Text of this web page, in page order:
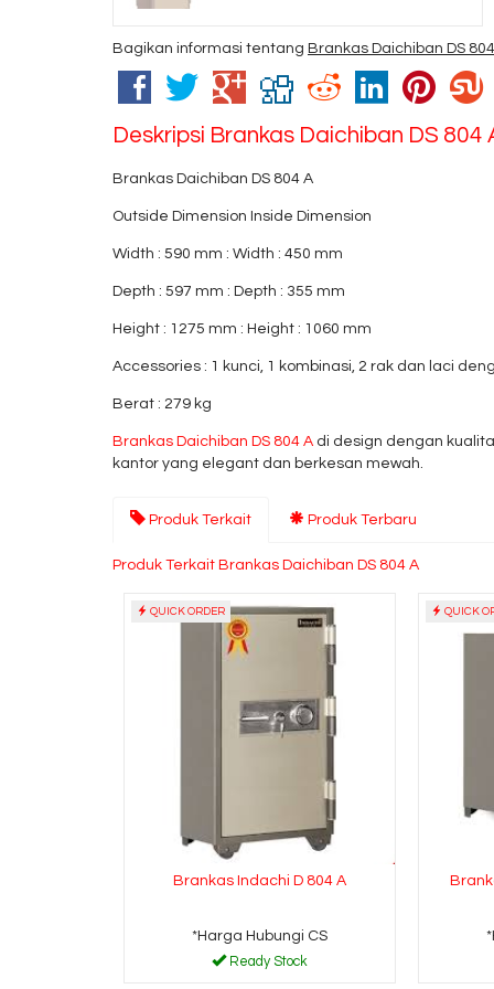
Bagikan informasi tentang Brankas Daichiban DS
Deskripsi Brankas Daichiban DS 804
Brankas Daichiban DS 804 A
Outside Dimension Inside Dimension
Width : 590 mm : Width : 450 mm
Depth : 597 mm : Depth : 355 mm
Height : 1275 mm : Height : 1060 mm
Accessories : 1 kunci, 1 kombinasi, 2 rak dan laci
Berat : 279 kg
Brankas Daichiban DS 804 A di design dengan
kantor yang elegant dan berkesan mewah.
Produk Terkait Produk Terbaru
Produk Terkait Brankas Daichiban DS 804 A
QUICK ORDER
Brankas Indachi D 804 A
*Harga Hubungi CS
Ready Stock
QUICK